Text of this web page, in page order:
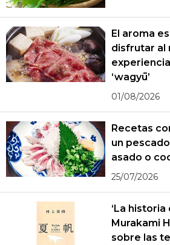
El aroma
disfrutar al
‘wagyū’
01/08/2026
Recetas
un
asado o
25/07/2026
‘La historia
Murakami
sobre las